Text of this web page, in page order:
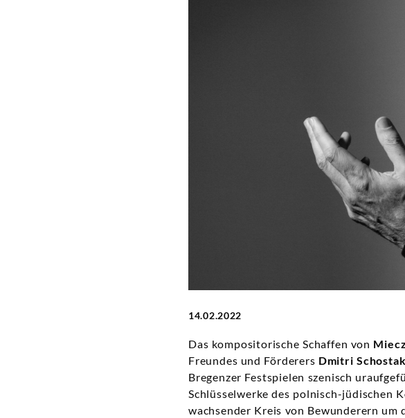
14.02.2022
Das kompositorische Schaffen von
Freundes und Förderers Dmitri
Bregenzer Festspielen szenisch
Schlüsselwerke des polnisch-jüdischen
wachsender Kreis von Bewunderern um